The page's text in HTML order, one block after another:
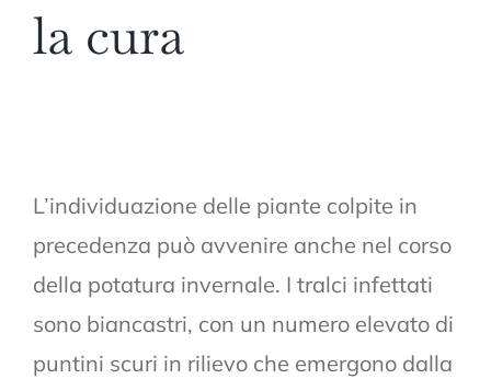
la cura
L’individuazione delle piante colpite in
precedenza può avvenire anche nel corso
della potatura invernale. I tralci infettati
sono biancastri, con un numero elevato di
puntini scuri in rilievo che emergono dalla